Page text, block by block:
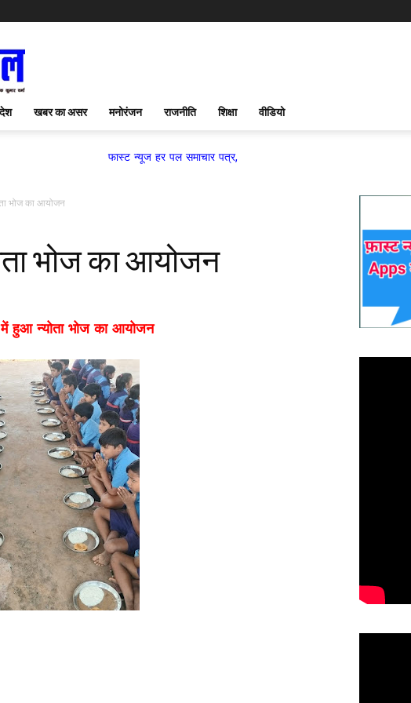
खबर का असर मनोरंजन राजनीति शिक्षा वीडियो
फास्ट न्यूज हर पल समाचार पत्र,
भोज का आयोजन
भोज का आयोजन
हुआ न्योता भोज का आयोजन